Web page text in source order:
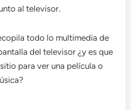
al televisor.
todo lo multimedia de
del televisor ¿y es que
para ver una película o